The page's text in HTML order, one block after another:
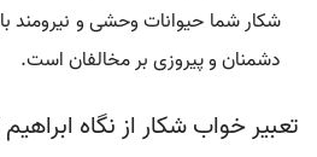
شکار شما حیوانات وحشی و نیرومند
دشمنان و پیروزی بر مخالفان است.
تعبیر خواب شکار از نگاه